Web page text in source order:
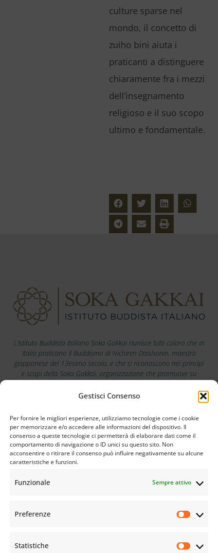
Gestisci Consenso
Per fornire le migliori esperienze, utilizziamo tecnologie come i cookie
per memorizzare e/o accedere alle informazioni del dispositivo. Il
consenso a queste tecnologie ci permetterà di elaborare dati come il
comportamento di navigazione o ID unici su questo sito. Non
acconsentire o ritirare il consenso può influire negativamente su alcune
caratteristiche e funzioni.
Funzionale Sempre attivo
Preferenze
Statistiche
culture sparse nel
mondo, il concetto di
zuiho bini aiuta i
praticanti a distinguere
chiaramente fra i mezzi
dell’insegnamento
religioso e il suo scopo
ultimo e fondamentale.
L’Istituto Buddista Italiano Soka Gakkai riunisce tutti coloro che in
Italia praticano il Buddismo di Nichiren Daishonin, maestro
giapponese del 13esimo secolo, e che si riconoscono nei principi
e scopi della Soka Gakkai, organizzazione che promuove su